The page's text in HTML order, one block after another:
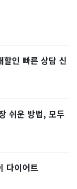
할인 빠른 상담 신
쉬운 방법, 모두
다이어트